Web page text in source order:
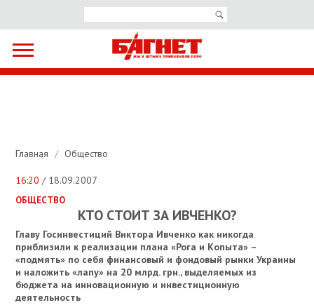
Главная / Общество
16:20 / 18.09.2007
ОБЩЕСТВО
КТО СТОИТ ЗА ИВЧЕНКО?
Главу Госинвестиций Виктора Ивченко как никогда
приблизили к реализации плана «Рога и Копыта» –
«подмять» по себя финансовый и фондовый рынки Украины
и наложить «лапу» на 20 млрд. грн., выделяемых из
бюджета на инновационную и инвестиционную
деятельность